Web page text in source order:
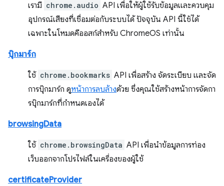
เรามี chrome.audio API เพื่อให้ผู้ใช้รับข้อมูลและควบคุม
อุปกรณ์เสียงที่เชื่อมต่อกับระบบได้ ปัจจุบัน API นี้ใช้ได้
เฉพาะในโหมดคีออสก์สำหรับ ChromeOS เท่านั้น
บุ๊กมาร์ก
ใช้ chrome.bookmarks API เพื่อสร้าง จัดระเบียบ และจัด
การบุ๊กมาร์ก ดูหน้าการลบล้างด้วย ซึ่งคุณใช้สร้างหน้าการจัดกา
รบุ๊กมาร์กที่กำหนดเองได้
browsingData
ใช้ chrome.browsingData API เพื่อนำข้อมูลการท่อง
เว็บออกจากโปรไฟล์ในเครื่องของผู้ใช้
certificateProvider